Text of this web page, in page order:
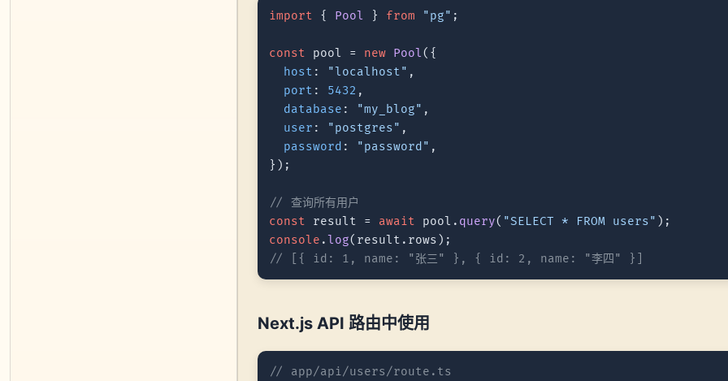
import { Pool } from "pg" ;
const pool = new Pool({
host : "localhost" ,
port : 5432 ,
database : "my_blog" ,
user : "postgres" ,
password : "password" ,
});
// 查询所有用户
const result = await pool. query( "SELECT * FROM users"
console .log(result. rows
// [{ id: 1, name: "张三" }, { id: 2, name: "李四" }]
Next.js API 路由中使用
// app/api/users/route.ts